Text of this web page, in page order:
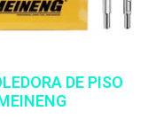
DE PISO